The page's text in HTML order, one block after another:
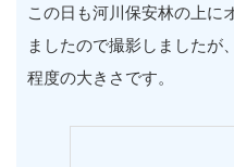
この日も河川保安林の上に
ましたので撮影しましたが
程度の大きさです。